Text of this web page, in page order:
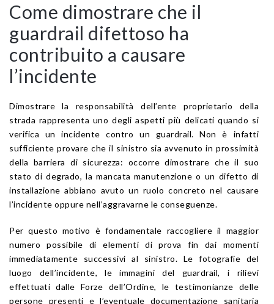
Come dimostrare che il
guardrail difettoso ha
contribuito a causare
l’incidente
Dimostrare la responsabilità dell’ente proprietario della
strada rappresenta uno degli aspetti più delicati quando si
verifica un incidente contro un guardrail. Non è infatti
sufficiente provare che il sinistro sia avvenuto in prossimità
della barriera di sicurezza: occorre dimostrare che il suo
stato di degrado, la mancata manutenzione o un difetto di
installazione abbiano avuto un ruolo concreto nel causare
l’incidente oppure nell’aggravarne le conseguenze.
Per questo motivo è fondamentale raccogliere il maggior
numero possibile di elementi di prova fin dai momenti
immediatamente successivi al sinistro. Le fotografie del
luogo dell’incidente, le immagini del guardrail, i rilievi
effettuati dalle Forze dell’Ordine, le testimonianze delle
persone presenti e l’eventuale documentazione sanitaria